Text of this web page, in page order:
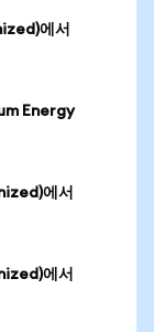
에서
Energy
에서
에서